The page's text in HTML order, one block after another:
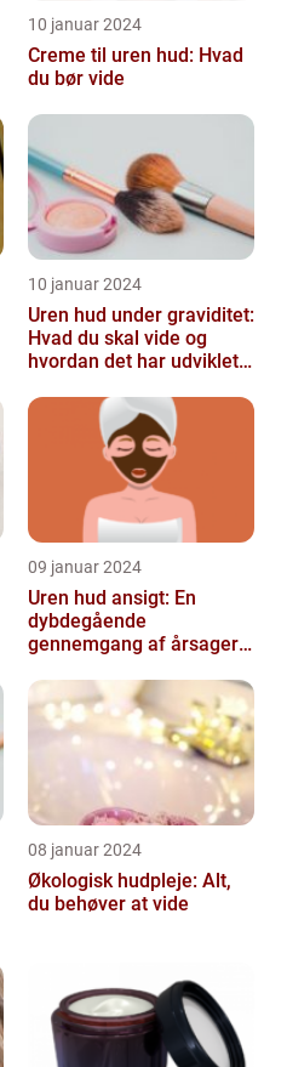
10 januar 2024
Creme til uren hud: Hvad
du bør vide
10 januar 2024
Uren hud under graviditet:
Hvad du skal vide og
hvordan det har udviklet
09 januar 2024
Uren hud ansigt: En
dybdegående
gennemgang af årsager
08 januar 2024
Økologisk hudpleje: Alt,
du behøver at vide